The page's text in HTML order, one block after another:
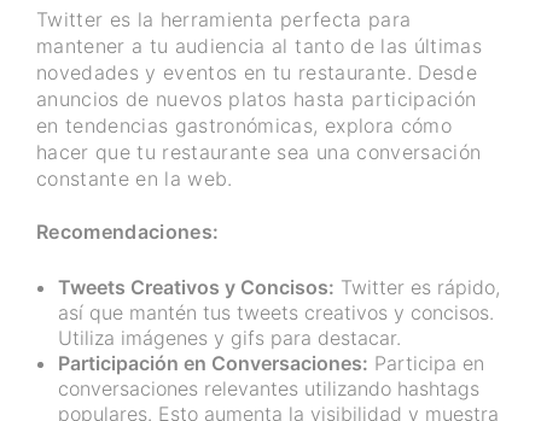
Twitter es la herramienta perfecta para
mantener a tu audiencia al tanto de las últimas
novedades y eventos en tu restaurante. Desde
anuncios de nuevos platos hasta participación
en tendencias gastronómicas, explora cómo
hacer que tu restaurante sea una conversación
constante en la web.
Recomendaciones:
Tweets Creativos y Concisos: Twitter es rápido,
así que mantén tus tweets creativos y concisos.
Utiliza imágenes y gifs para destacar.
Participación en Conversaciones: Participa en
conversaciones relevantes utilizando hashtags
populares. Esto aumenta la visibilidad y muestra